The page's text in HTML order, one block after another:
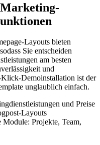
Marketing-
Layouts bieten
Sie entscheiden
am besten
und
Demoinstallation ist der
unglaublich einfach.
und Preise
Layouts
Module: Projekte, Team,